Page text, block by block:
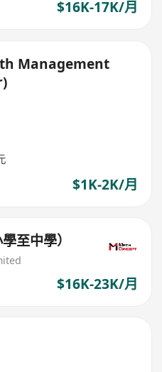
$16K-17K/月
Management
$1K-2K/月
至中學）
$16K-23K/月